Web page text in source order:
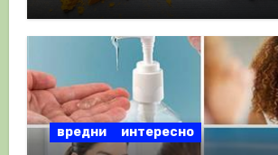
комбинация
вредни интересно